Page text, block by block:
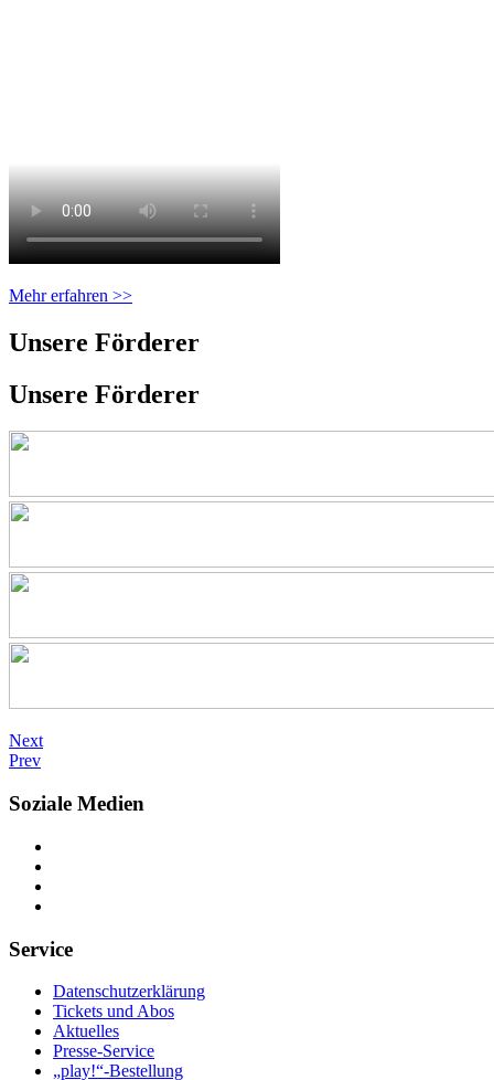
Mehr erfahren >>
Unsere Förderer
Unsere Förderer
Next
Prev
Soziale Medien
Service
Datenschutzerklärung
Tickets und Abos
Aktuelles
Presse-Service
„play!“-Bestellung